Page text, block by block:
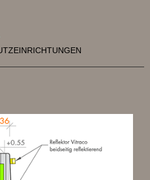
KARRIERE